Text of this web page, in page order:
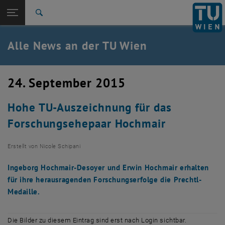
TU Login
Quicklinks
Quicklinks-Menü umschalten
Studium
Karriere
Zurück: Subseiten von TU Wien Startseite auflisten
Zurück zur letzten Ebene:
TU Wien Startseite
Übersicht
Alle News an der TU Wien
24. September 2015
Hohe TU-Auszeichnung für das
Forschungsehepaar Hochmair
Erstellt von Nicole Schipani
Ingeborg Hochmair-Desoyer und Erwin Hochmair erhalten
für ihre herausragenden Forschungserfolge die Prechtl-
Medaille.
Die Bilder zu diesem Eintrag sind erst nach Login sichtbar.